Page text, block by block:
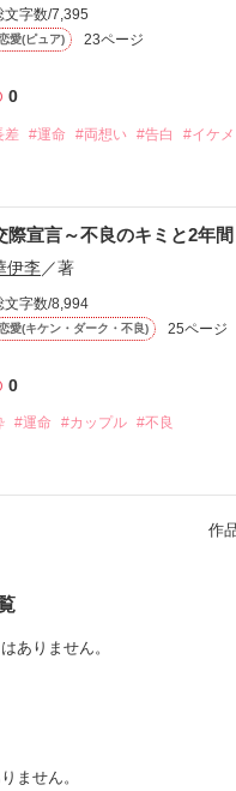
女の子がいた。
子は、春から
ことになった。
学者として。
文字数/7,395
愛(ピュア) 23ページ
0
差 #運命 #両想い #告白 #イケ
、男の子とすれ違うときに私
思いますか？
は好きですか？
際宣言～不良のキミと2年間
伊李／著
文字数/8,994
愛(キケン・ダーク・不良) 25ページ
0
#運命 #カップル #不良
では喧嘩しないでよ」
んだっけ？」
作
ありません。
ません。